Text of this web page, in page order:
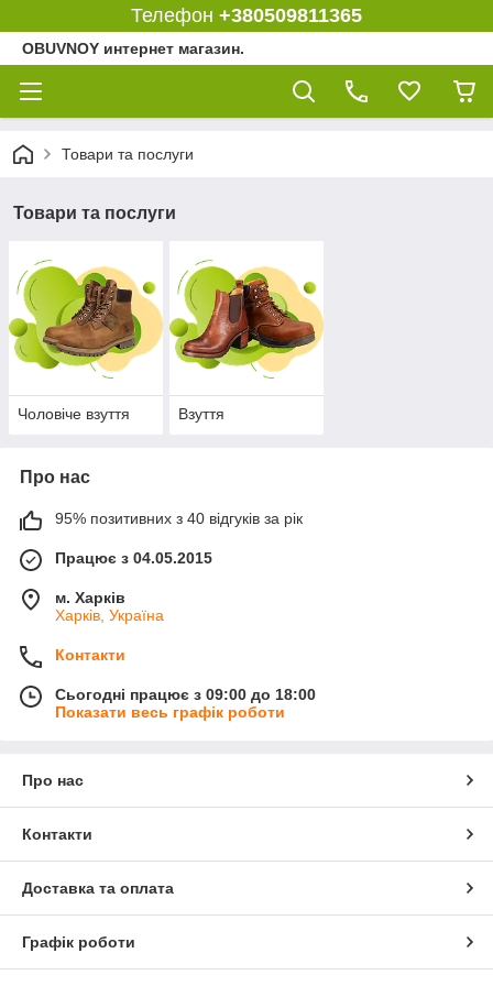
Телефон +380509811365
OBUVNOY интернет магазин.
Товари та послуги
Товари та послуги
Чоловіче взуття Взуття
Про нас
95% позитивних з 40 відгуків за рік
Працює з 04.05.2015
м. Харків
Харків, Україна
Контакти
Сьогодні працює з 09:00 до 18:00
Показати весь графік роботи
Про нас
Контакти
Доставка та оплата
Графік роботи